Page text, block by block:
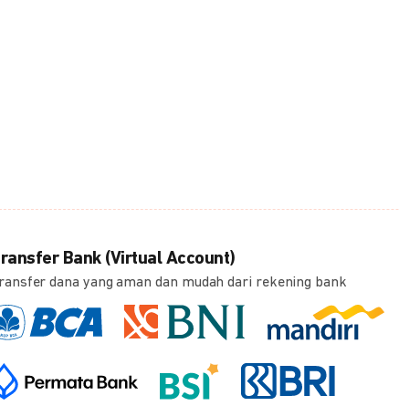
Bank (Virtual Account)
dana yang aman dan mudah dari rekening bank